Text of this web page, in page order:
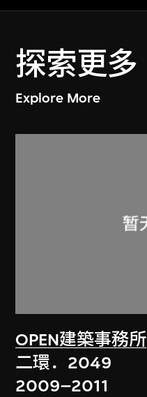
探索更多
Explore More
OPEN建築事務所
二環．2049
2009–2011